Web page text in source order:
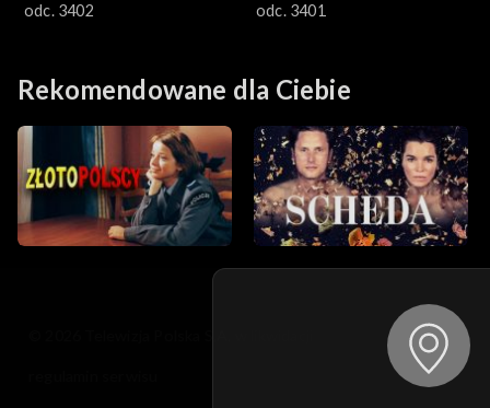
odc. 3402
odc. 3401
Rekomendowane dla Ciebie